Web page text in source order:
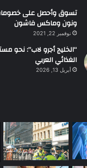
تسوق وأحصل على
ونون وماكس فاشون
نوفمبر 22, 2021
“الخليج أجرو لاب”: نحو
الغذائي العربي
أبريل 13, 2026